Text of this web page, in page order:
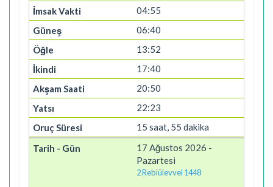
04:55
06:40
13:52
17:40
20:50
22:23
15 saat, 55 dakika
17 Ağustos 2026 -
Pazartesi
2 Rebiülevvel 1448